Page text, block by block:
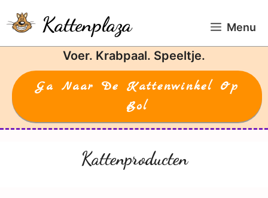
naar
de
Kattenplaza Menu
Voer. Krabpaal. Speeltje.
Ga Naar De Kattenwinkel Op
Bol
Kattenproducten